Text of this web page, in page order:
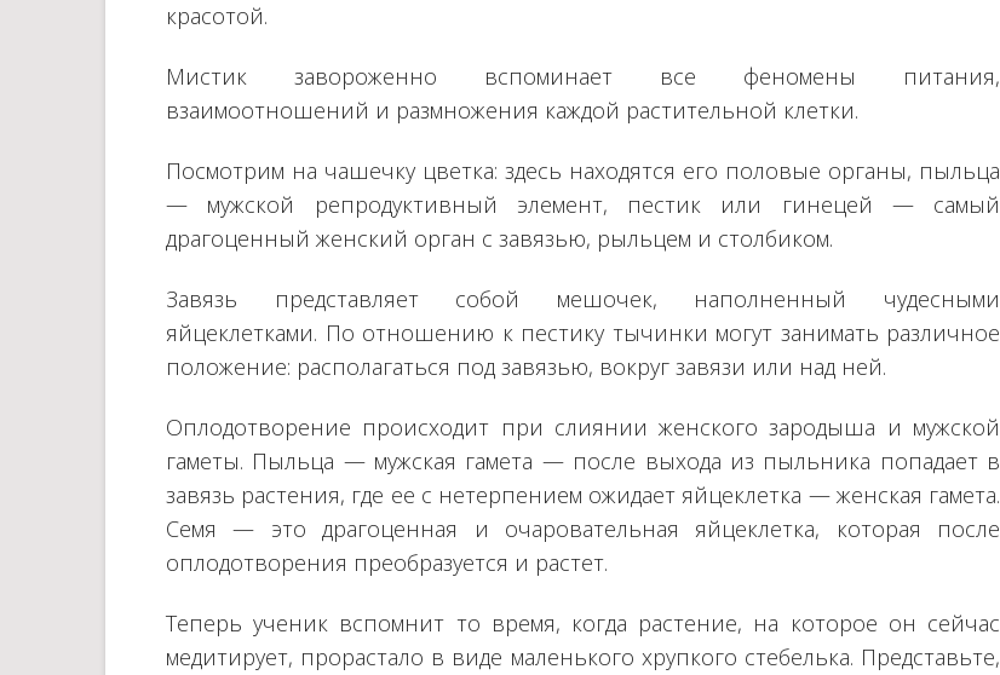
красотой.
Мистик завороженно вспоминает все феномены питания,
взаимоотношений и размножения каждой растительной клетки.
Посмотрим на чашечку цветка: здесь находятся его половые органы, пыльца
— мужской репродуктивный элемент, пестик или гинецей — самый
драгоценный женский орган с завязью, рыльцем и столбиком.
Завязь представляет собой мешочек, наполненный чудесными
яйцеклетками. По отношению к пестику тычинки могут занимать различное
положение: располагаться под завязью, вокруг завязи или над ней.
Оплодотворение происходит при слиянии женского зародыша и мужской
гаметы. Пыльца — мужская гамета — после выхода из пыльника попадает в
завязь растения, где ее с нетерпением ожидает яйцеклетка — женская гамета.
Семя — это драгоценная и очаровательная яйцеклетка, которая после
оплодотворения преобразуется и растет.
Теперь ученик вспомнит то время, когда растение, на которое он сейчас
медитирует, прорастало в виде маленького хрупкого стебелька. Представьте,